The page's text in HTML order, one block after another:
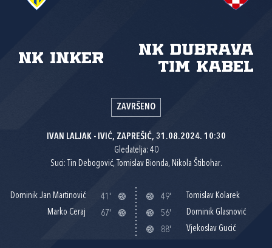
NK Inker
NK Dubrava
Tim Kabel
ZAVRŠENO
IVAN LALJAK - IVIĆ, ZAPREŠIĆ, 31.08.2024. 10:30
Gledatelja: 40
Suci: Tin Debogović, Tomislav Bionda, Nikola Štibohar.
Dominik Jan Martinović
41'
Marko Ceraj
67'
49'
Tomislav Kolarek
56'
Dominik Glasnović
88'
Vjekoslav Gucić